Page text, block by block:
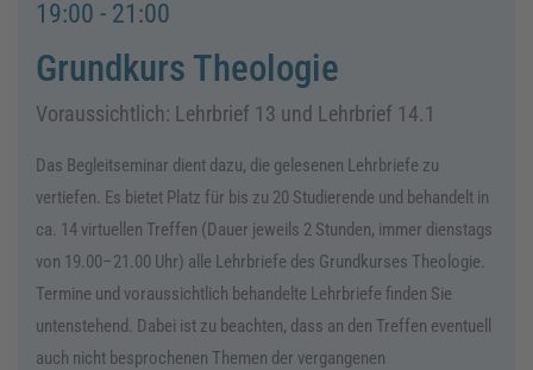
19:00 - 21:00
Grundkurs Theologie
Voraussichtlich: Lehrbrief 13 und Lehrbrief 14.1
Das Begleitseminar dient dazu, die gelesenen Lehrbriefe zu
vertiefen. Es bietet Platz für bis zu 20 Studierende und behandelt in
ca. 14 virtuellen Treffen (Dauer jeweils 2 Stunden, immer dienstags
von 19.00–21.00 Uhr) alle Lehrbriefe des Grundkurses Theologie.
Termine und voraussichtlich behandelte Lehrbriefe finden Sie
untenstehend. Dabei ist zu beachten, dass an den Treffen eventuell
auch nicht besprochenen Themen der vergangenen